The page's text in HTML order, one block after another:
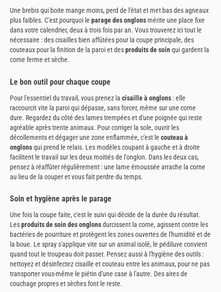
Une brebis qui boite mange moins, perd de l'état et met bas des agneaux
plus faibles. C'est pourquoi le parage des onglons mérite une place fixe
dans votre calendrier, deux à trois fois par an. Vous trouverez ici tout le
nécessaire : des cisailles bien affûtées pour la coupe principale, des
couteaux pour la finition de la paroi et desproduits de soinqui gardent la
corne ferme et sèche.
Le bon outil pour chaque coupe
Pour l'essentiel du travail, vous prenez la cisaille à onglons : elle
raccourcit vite la paroi qui dépasse, sans forcer, même sur une corne
dure. Regardez du côté des lames trempées et d'une poignée qui reste
agréable après trente animaux. Pour corriger la sole, ouvrir les
décollements et dégager une zone enflammée, c'est le couteau à
onglonsqui prend le relais. Les modèles coupant à gauche et à droite
facilitent le travail sur les deux moitiés de l'onglon. Dans les deux cas,
pensez à réaffûter régulièrement : une lame émoussée arrache la corne
au lieu de la couper et vous fait perdre du temps.
Soin et hygiène après le parage
Une fois la coupe faite, c'est le suivi qui décide de la durée du résultat.
Lesproduits de soin des onglonsdurcissent la corne, agissent contre les
bactéries de pourriture et protègent les zones ouvertes de l'humidité et de
la boue. Le spray s'applique vite sur un animal isolé, le pédiluve convient
quand tout le troupeau doit passer. Pensez aussi à l'hygiène des outils :
nettoyez et désinfectez cisaille et couteau entre les animaux, pour ne pas
transporter vous-même le piétin d'une case à l'autre. Des aires de
couchage propres et sèches font le reste.